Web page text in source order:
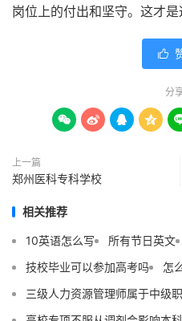
岗位上的付出和坚守。这才是

分
   
上一篇
郑州医科专科学校
相关推荐
10英语怎么写 所有节日英文
技校毕业可以参加高考吗
怎
三级人力资源管理师属于中级